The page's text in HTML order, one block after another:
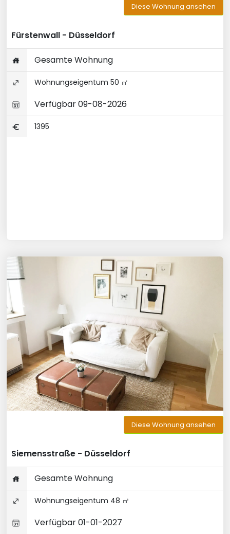
Diese Wohnung ansehen
Fürstenwall - Düsseldorf
Gesamte Wohnung
Wohnungseigentum 50 ㎡
Verfügbar 09-08-2026
1395
Diese Wohnung ansehen
Siemensstraße - Düsseldorf
Gesamte Wohnung
Wohnungseigentum 48 ㎡
Verfügbar 01-01-2027